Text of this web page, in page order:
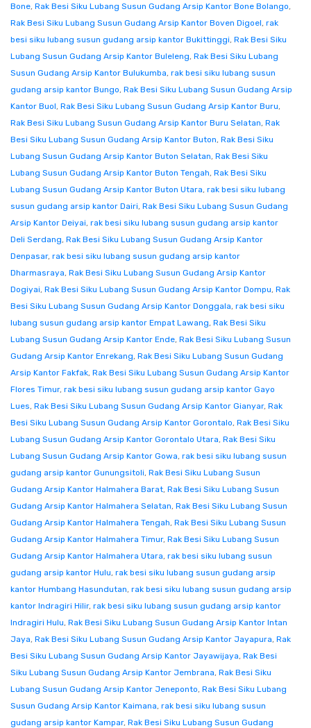
Bone, Rak Besi Siku Lubang Susun Gudang Arsip Kantor Bone Bolango,
Rak Besi Siku Lubang Susun Gudang Arsip Kantor Boven Digoel, rak
besi siku lubang susun gudang arsip kantor Bukittinggi, Rak Besi Siku
Lubang Susun Gudang Arsip Kantor Buleleng, Rak Besi Siku Lubang
Susun Gudang Arsip Kantor Bulukumba, rak besi siku lubang susun
gudang arsip kantor Bungo, Rak Besi Siku Lubang Susun Gudang Arsip
Kantor Buol, Rak Besi Siku Lubang Susun Gudang Arsip Kantor Buru,
Rak Besi Siku Lubang Susun Gudang Arsip Kantor Buru Selatan, Rak
Besi Siku Lubang Susun Gudang Arsip Kantor Buton, Rak Besi Siku
Lubang Susun Gudang Arsip Kantor Buton Selatan, Rak Besi Siku
Lubang Susun Gudang Arsip Kantor Buton Tengah, Rak Besi Siku
Lubang Susun Gudang Arsip Kantor Buton Utara, rak besi siku lubang
susun gudang arsip kantor Dairi, Rak Besi Siku Lubang Susun Gudang
Arsip Kantor Deiyai, rak besi siku lubang susun gudang arsip kantor
Deli Serdang, Rak Besi Siku Lubang Susun Gudang Arsip Kantor
Denpasar, rak besi siku lubang susun gudang arsip kantor
Dharmasraya, Rak Besi Siku Lubang Susun Gudang Arsip Kantor
Dogiyai, Rak Besi Siku Lubang Susun Gudang Arsip Kantor Dompu, Rak
Besi Siku Lubang Susun Gudang Arsip Kantor Donggala, rak besi siku
lubang susun gudang arsip kantor Empat Lawang, Rak Besi Siku
Lubang Susun Gudang Arsip Kantor Ende, Rak Besi Siku Lubang Susun
Gudang Arsip Kantor Enrekang, Rak Besi Siku Lubang Susun Gudang
Arsip Kantor Fakfak, Rak Besi Siku Lubang Susun Gudang Arsip Kantor
Flores Timur, rak besi siku lubang susun gudang arsip kantor Gayo
Lues, Rak Besi Siku Lubang Susun Gudang Arsip Kantor Gianyar, Rak
Besi Siku Lubang Susun Gudang Arsip Kantor Gorontalo, Rak Besi Siku
Lubang Susun Gudang Arsip Kantor Gorontalo Utara, Rak Besi Siku
Lubang Susun Gudang Arsip Kantor Gowa, rak besi siku lubang susun
gudang arsip kantor Gunungsitoli, Rak Besi Siku Lubang Susun
Gudang Arsip Kantor Halmahera Barat, Rak Besi Siku Lubang Susun
Gudang Arsip Kantor Halmahera Selatan, Rak Besi Siku Lubang Susun
Gudang Arsip Kantor Halmahera Tengah, Rak Besi Siku Lubang Susun
Gudang Arsip Kantor Halmahera Timur, Rak Besi Siku Lubang Susun
Gudang Arsip Kantor Halmahera Utara, rak besi siku lubang susun
gudang arsip kantor Hulu, rak besi siku lubang susun gudang arsip
kantor Humbang Hasundutan, rak besi siku lubang susun gudang arsip
kantor Indragiri Hilir, rak besi siku lubang susun gudang arsip kantor
Indragiri Hulu, Rak Besi Siku Lubang Susun Gudang Arsip Kantor Intan
Jaya, Rak Besi Siku Lubang Susun Gudang Arsip Kantor Jayapura, Rak
Besi Siku Lubang Susun Gudang Arsip Kantor Jayawijaya, Rak Besi
Siku Lubang Susun Gudang Arsip Kantor Jembrana, Rak Besi Siku
Lubang Susun Gudang Arsip Kantor Jeneponto, Rak Besi Siku Lubang
Susun Gudang Arsip Kantor Kaimana, rak besi siku lubang susun
gudang arsip kantor Kampar, Rak Besi Siku Lubang Susun Gudang